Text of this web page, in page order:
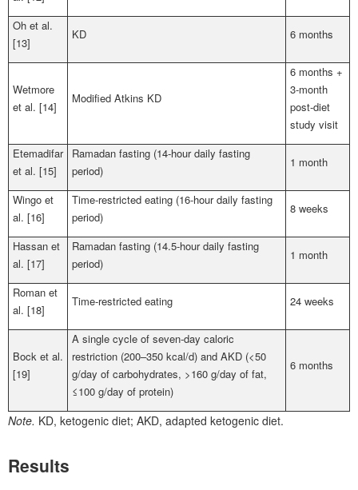
Oh et al.
[13]
KD 6 months
Wetmore
et al. [14]
Modified Atkins KD
6 months +
3-month
post-diet
study visit
Etemadifar
et al. [15]
Ramadan fasting (14-hour daily fasting
period)
1 month
Wingo et
al. [16]
Time-restricted eating (16-hour daily fasting
period)
8 weeks
Hassan et
al. [17]
Ramadan fasting (14.5-hour daily fasting
period)
1 month
Roman et
al. [18]
Time-restricted eating 24 weeks
Bock et al.
[19]
A single cycle of seven-day caloric
restriction (200–350 kcal/d) and AKD (<50
g/day of carbohydrates, >160 g/day of fat,
≤100 g/day of protein)
6 months
Note. KD, ketogenic diet; AKD, adapted ketogenic diet.
Results